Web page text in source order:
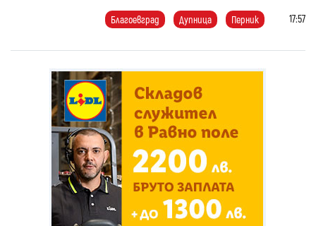
Благоевград Дупница Перник 17:57